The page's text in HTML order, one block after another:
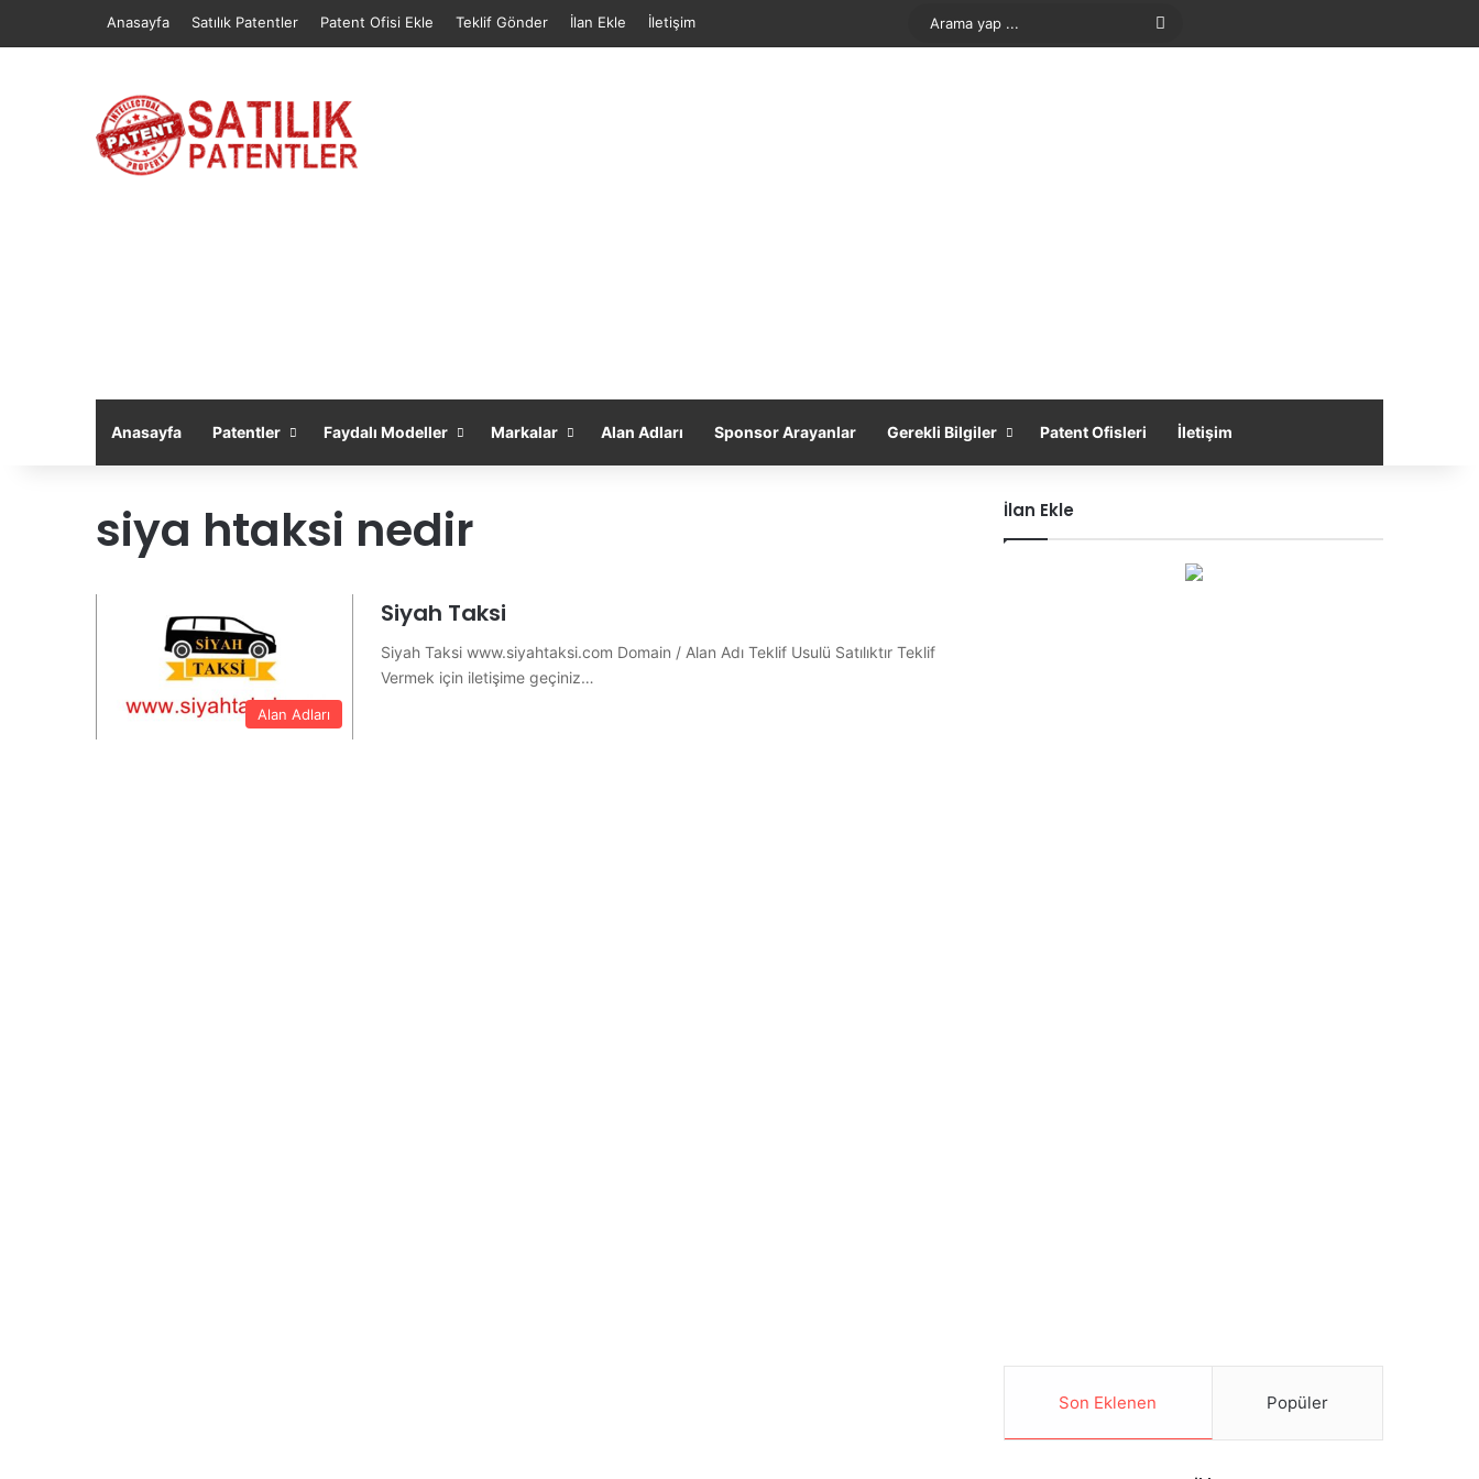
Anasayfa Satılık Patentler Patent Ofisi Ekle Teklif Gönder İlan Ekle İletişim
Anasayfa Patentler Faydalı Modeller Markalar Alan Adları Sponsor Arayanlar Gerekli Bilgiler Patent Ofisleri İletişim
siya htaksi nedir
Alan Adları
Siyah Taksi
Siyah Taksi www.siyahtaksi.com Domain / Alan Adı Teklif Usulü Satılıktır Teklif
Vermek için iletişime geçiniz…
İlan Ekle
Son Eklenen Popüler